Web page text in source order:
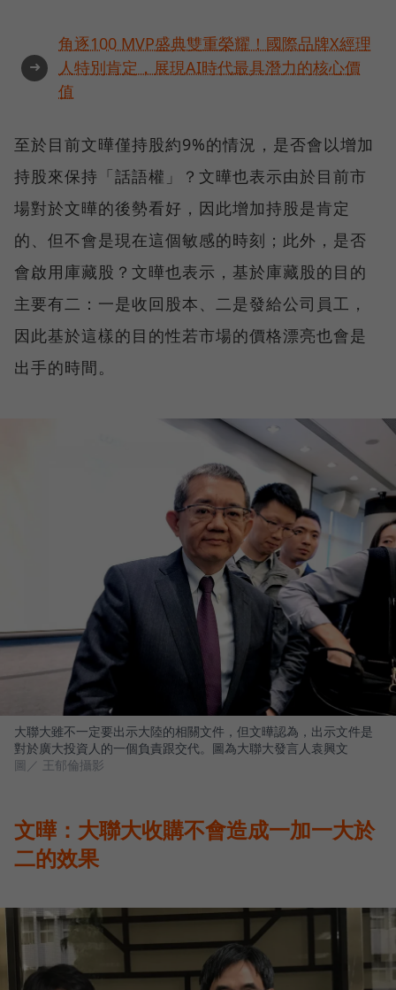
➜
角逐100 MVP盛典雙重榮耀！國際品牌X經理
人特別肯定，展現AI時代最具潛力的核心價
值
至於目前文曄僅持股約9%的情況，是否會以增加
持股來保持「話語權」？文曄也表示由於目前市
場對於文曄的後勢看好，因此增加持股是肯定
的、但不會是現在這個敏感的時刻；此外，是否
會啟用庫藏股？文曄也表示，基於庫藏股的目的
主要有二：一是收回股本、二是發給公司員工，
因此基於這樣的目的性若市場的價格漂亮也會是
出手的時間。
大聯大雖不一定要出示大陸的相關文件，但文曄認為，出示文件是
對於廣大投資人的一個負責跟交代。圖為大聯大發言人袁興文
圖／ 王郁倫攝影
文曄：大聯大收購不會造成一加一大於
二的效果